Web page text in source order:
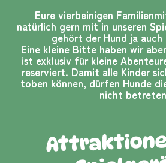
Eure vierbeinigen
natürlich gern mit in unseren
gehört der Hund ja auch
Eine kleine Bitte haben wir
ist exklusiv für kleine
reserviert. Damit alle Kinder
toben können, dürfen Hunde
nicht